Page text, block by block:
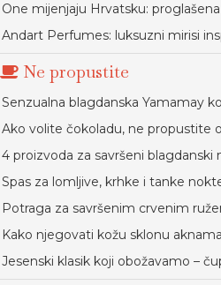
One mijenjaju Hrvatsku:
Andart Perfumes: luksuzni mirisi
Ne propustite
Senzualna blagdanska Yamamay
Ako volite čokoladu, ne propustite
4 proizvoda za savršeni blagdanski
Spas za lomljive, krhke i tanke
Potraga za savršenim crvenim
Kako njegovati kožu sklonu
Jesenski klasik koji obožavamo –